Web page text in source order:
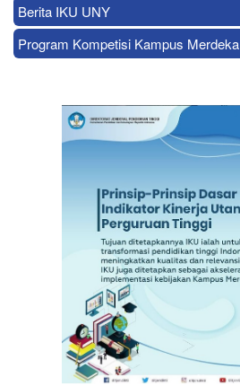
Berita IKU UNY
Program Kompetisi Kampus Merdeka